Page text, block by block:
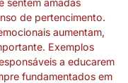
sentem amadas
de pertencimento.
aumentam,
Exemplos
a educarem
fundamentados em